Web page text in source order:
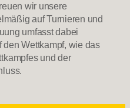
wir unsere
auf Turnieren und
umfasst dabei
Wettkampf, wie das
und der